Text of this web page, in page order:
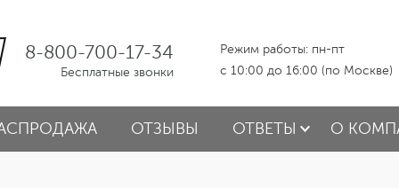
8-800-700-17-34
Бесплатные звонки
Режим работы: пн-пт
с 10:00 до 16:00 (по Москве)
ОТЗЫВЫ ОТВЕТЫ О